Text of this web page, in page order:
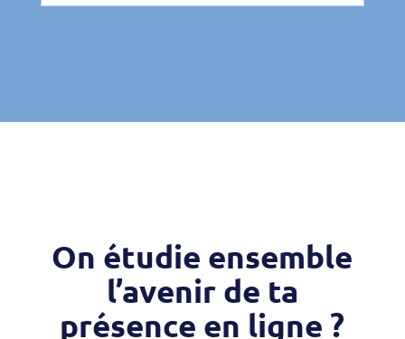
On étudie ensemble
l’avenir de ta
présence en ligne ?